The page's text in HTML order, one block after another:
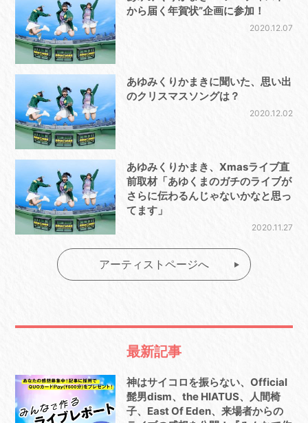
から届く年賀状”企画に参加！
2020.12.07
あゆみくりかまきに聞いた、思い出
のクリスマスソングは？
2020.12.02
あゆみくりかまき、Xmasライブ直
前取材「あゆくまのガチのライブが
さらに伝わるんじゃないかなと思っ
てます」
2020.11.27
アーティストページへ
最新記事
神はサイコロを振らない、Official
髭男dism、the HIATUS、人間椅
子、East Of Eden、来場者からの